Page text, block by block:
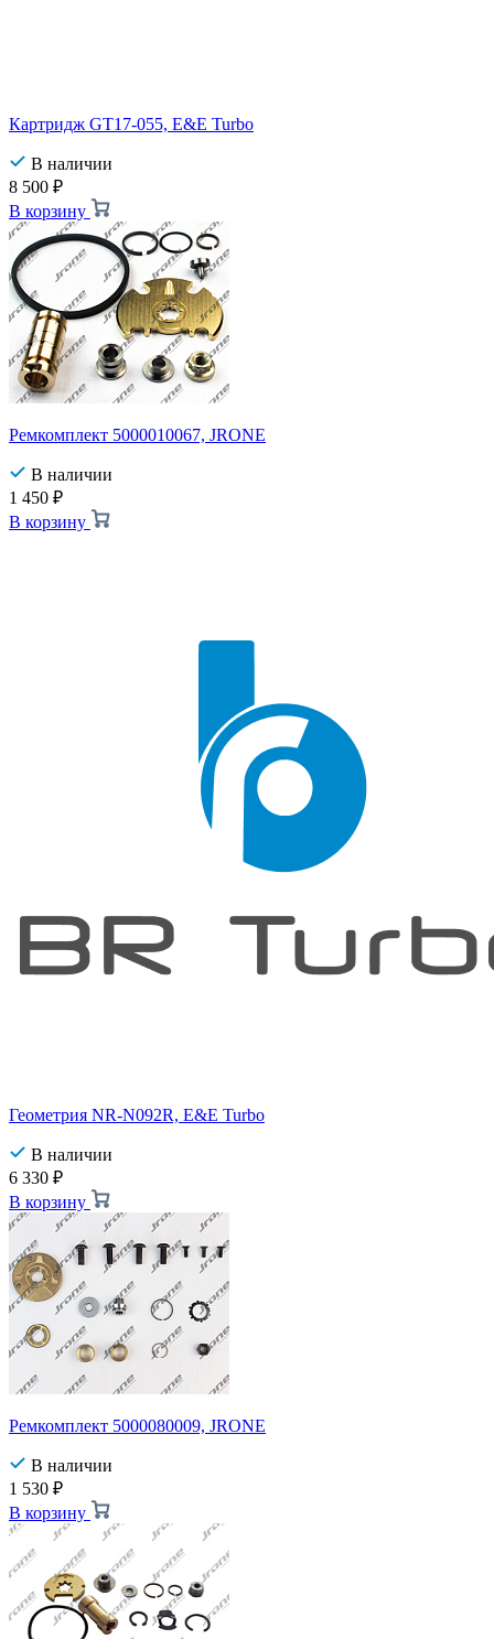
Картридж GT17-055, E&E Turbo
В наличии
8 500 ₽
В корзину
Ремкомплект 5000010067, JRONE
В наличии
1 450 ₽
В корзину
Геометрия NR-N092R, E&E Turbo
В наличии
6 330 ₽
В корзину
Ремкомплект 5000080009, JRONE
В наличии
1 530 ₽
В корзину